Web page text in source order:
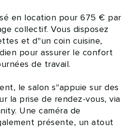
en location pour 675 € par
collectif. Vous disposez
et d''un coin cuisine,
pour assurer le confort
de travail.
le salon s''appuie sur des
la prise de rendez-vous, via
Une caméra de
présente, un atout